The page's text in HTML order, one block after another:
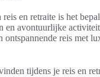
en retraite is het
en avontuurlijke
reis met
tijdens je reis en